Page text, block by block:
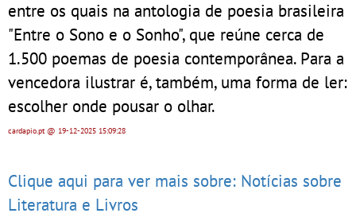
entre os quais na antologia de poesia brasileira
"Entre o Sono e o Sonho", que reúne cerca de
1.500 poemas de poesia contemporânea. Para a
vencedora ilustrar é, também, uma forma de ler:
escolher onde pousar o olhar.
cardapio.pt@ 19-12-2025 15:09:28
Clique aqui para ver mais sobre: Notícias sobre
Literatura e Livros